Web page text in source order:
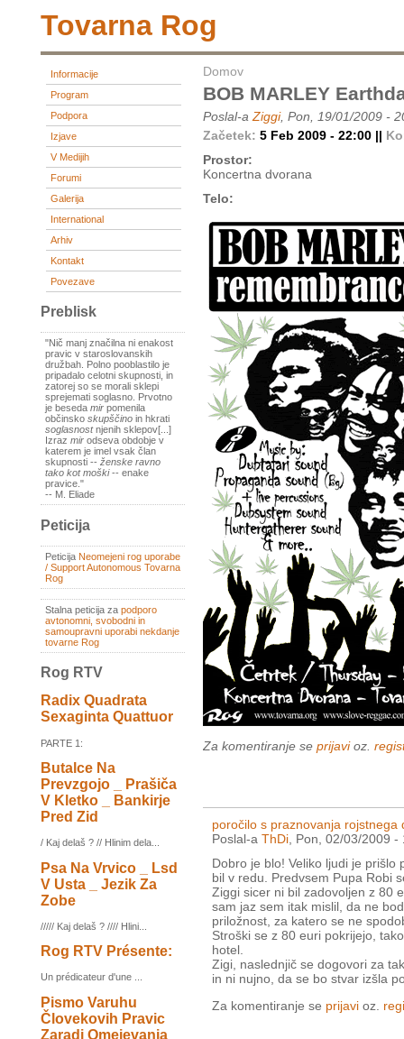
Tovarna Rog
Informacije
Program
Podpora
Izjave
V Medijih
Forumi
Galerija
International
Arhiv
Kontakt
Povezave
Preblisk
"Nič manj značilna ni enakost
pravic v staroslovanskih
družbah. Polno pooblastilo je
pripadalo celotni skupnosti, in
zatorej so se morali sklepi
sprejemati soglasno. Prvotno
je beseda mir pomenila
občinsko skupščino in hkrati
soglasnostnjenih sklepov[...]
Izraz mir odseva obdobje v
katerem je imel vsak član
skupnosti -- ženske ravno
tako kot moški-- enake
pravice."
-- M. Eliade
Peticija
Peticija Neomejeni rog uporabe
/ Support Autonomous Tovarna
Rog
Stalna peticija za podporo
avtonomni, svobodni in
samoupravni uporabi nekdanje
tovarne Rog
Rog RTV
Radix Quadrata
Sexaginta Quattuor
PARTE 1:
Butalce Na
Prevzgojo _ Prašiča
V Kletko _ Bankirje
Pred Zid
/ Kaj delaš ? // Hlinim dela...
Psa Na Vrvico _ Lsd
V Usta _ Jezik Za
Zobe
///// Kaj delaš ? //// Hlini...
Rog RTV Présente:
Un prédicateur d'une ...
Pismo Varuhu
Človekovih Pravic
Zaradi Omejevanja
Domov
BOB MARLEY
Poslal-a Ziggi, Pon, 19/01/2009 -
Začetek: 5 Feb 2009 - 22:00 ||
Prostor:
Koncertna dvorana
Telo:
Za komentiranje se prijavioz.
poročilo s praznovanja
Poslal-a ThDi, Pon, 02/03/2009 -
Dobro je blo! Veliko ljudi je
bil v redu. Predvsem Pupa Robi
Ziggi sicer ni bil zadovoljen z 80
sam jaz sem itak mislil, da ne
priložnost, za katero se ne
Stroški se z 80 euri pokrijejo,
hotel.
Zigi, naslednjič se dogovori za
in ni nujno, da se bo stvar izšla
Za komentiranje se prijavi oz.